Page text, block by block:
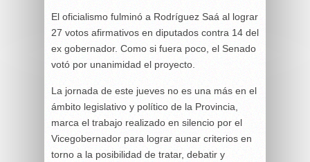
El oficialismo fulminó a Rodríguez Saá al lograr
27 votos afirmativos en diputados contra 14 del
ex gobernador. Como si fuera poco, el Senado
votó por unanimidad el proyecto.
La jornada de este jueves no es una más en el
ámbito legislativo y político de la Provincia,
marca el trabajo realizado en silencio por el
Vicegobernador para lograr aunar criterios en
torno a la posibilidad de tratar, debatir y